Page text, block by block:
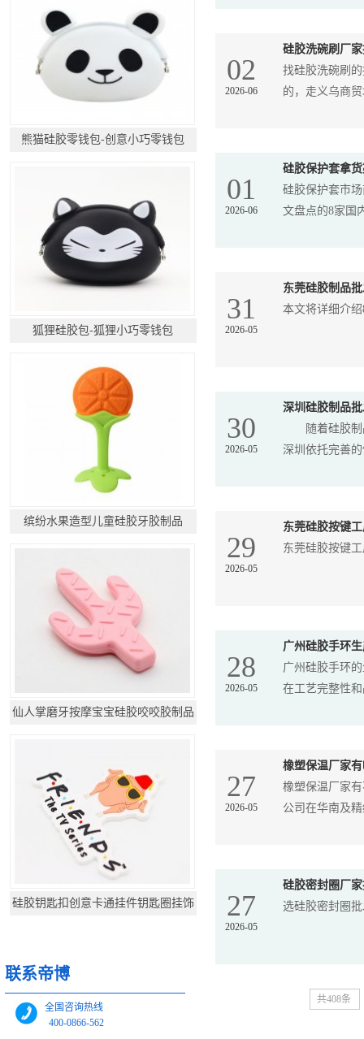
02
2026-06
硅胶洗碗刷厂
找硅胶洗碗刷
的，走义乌商
01
2026-06
硅胶保护套拿
硅胶保护套市
文盘点的8家国
31
2026-05
东莞硅胶制品
本文将详细介
30
2026-05
深圳硅胶制品
随着硅胶制品
深圳依托完善
29
2026-05
东莞硅胶按键
东莞硅胶按键
28
2026-05
广州硅胶手环
广州硅胶手环
在工艺完整性
27
2026-05
橡塑保温厂家
橡塑保温厂家
公司在华南及
27
2026-05
硅胶密封圈厂
选硅胶密封圈
共408条
熊猫硅胶零钱包-创意小巧零钱包
狐狸硅胶包-狐狸小巧零钱包
缤纷水果造型儿童硅胶牙胶制品
仙人掌磨牙按摩宝宝硅胶咬咬胶制品
硅胶钥匙扣创意卡通挂件钥匙圈挂饰
联系帝博
全国咨询热线
400-0866-562